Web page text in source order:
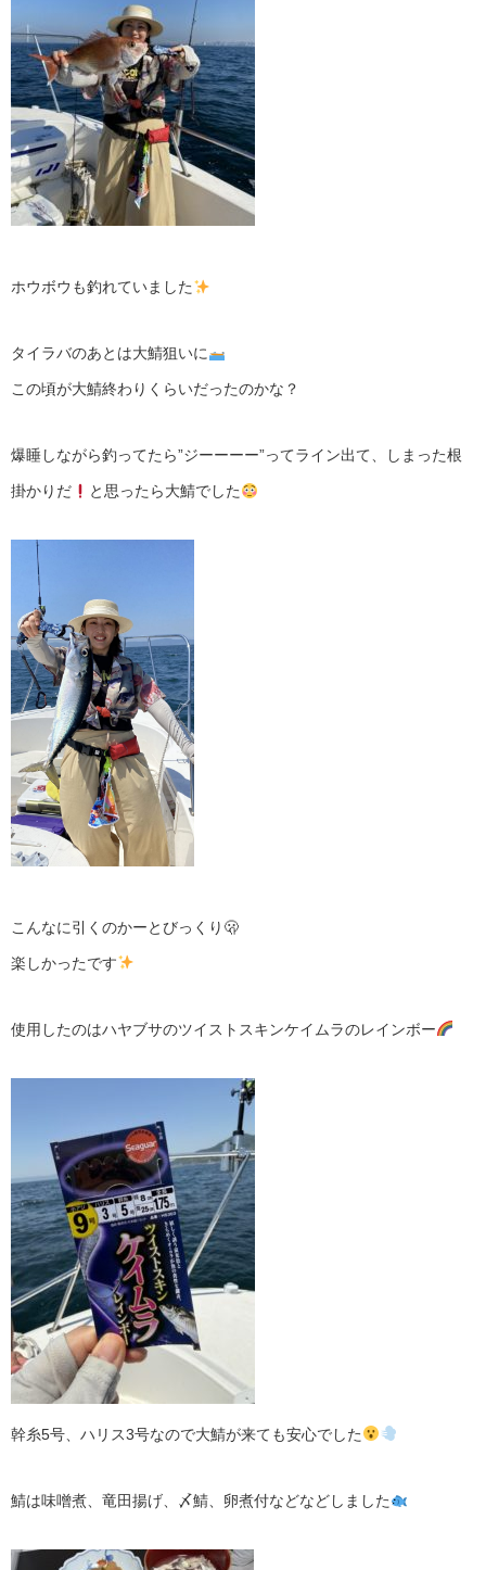
ホウボウも釣れていました
タイラバのあとは大鯖狙いに
この頃が大鯖終わりくらいだったのかな？
爆睡しながら釣ってたら”ジーーーー”ってライン出て、しまった根
掛かりだ と思ったら大鯖でした
こんなに引くのかーとびっくり🫢
楽しかったです
使用したのはハヤブサのツイストスキンケイムラのレインボー
幹糸5号、ハリス3号なので大鯖が来ても安心でした
鯖は味噌煮、竜田揚げ、〆鯖、卵煮付などなどしました